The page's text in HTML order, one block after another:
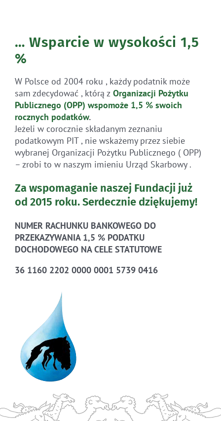
… Wsparcie w wysokości 1,5
%
W Polsce od 2004 roku , każdy podatnik może
sam zdecydować , którą zOrganizacji Pożytku
Publicznego (OPP) wspomoże 1,5 % swoich
rocznych podatków.
Jeżeli w corocznie składanym zeznaniu
podatkowym PIT , nie wskażemy przez siebie
wybranej Organizacji Pożytku Publicznego ( OPP)
– zrobi to w naszym imieniu Urząd Skarbowy .
Za wspomaganie naszej Fundacji już
od 2015 roku.Serdecznie dziękujemy!
NUMER RACHUNKU BANKOWEGO DO
PRZEKAZYWANIA 1,5 % PODATKU
DOCHODOWEGO NA CELE STATUTOWE
36 1160 2202 0000 0001 5739 0416